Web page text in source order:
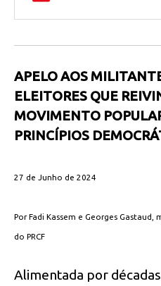
APELO AOS
ELEITORES QUE
MOVIMENTO
PRINCÍPIOS
27 de Junho de 2024
Por Fadi Kassem e Georges
do PRCF
Alimentada por